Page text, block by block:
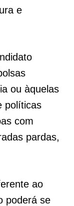
e
ou àquelas
políticas
com
pardas,
ao
poderá se